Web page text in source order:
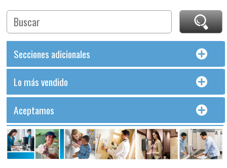
Secciones adicionales
Lo más vendido
Aceptamos